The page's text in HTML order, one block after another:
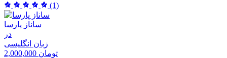
(1)
ساناز پارسا
در
زبان انگلیسی
2,000,000 تومان